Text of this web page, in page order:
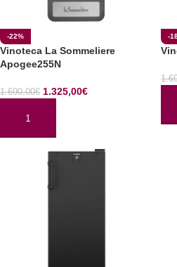
-22%
Vinoteca La Sommeliere
Apogee255N
1.690,00€ 1.325,00€
AÑADIR AL CARRITO
-